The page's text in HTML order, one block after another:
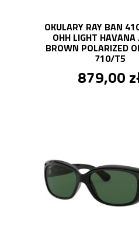
OKULARY RAY BAN
OHH LIGHT HAVANA
BROWN POLARIZED
710/T5
879,00